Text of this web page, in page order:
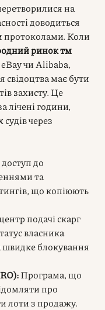
на
доводиться
протоколами. Коли
ринок тм
чи Alibaba,
має бути
захисту. Це
лічені години,
через
до
та
що копіюють
подачі скарг
власника
блокування
Програма, що
про
лоти з продажу.